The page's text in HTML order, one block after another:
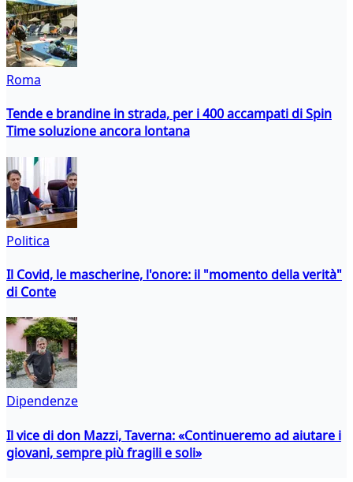
Roma
Tende e brandine in strada, per i 400 accampati di Spin
Time soluzione ancora lontana
Politica
Il Covid, le mascherine, l'onore: il "momento della verità"
di Conte
Dipendenze
Il vice di don Mazzi, Taverna: «Continueremo ad aiutare i
giovani, sempre più fragili e soli»